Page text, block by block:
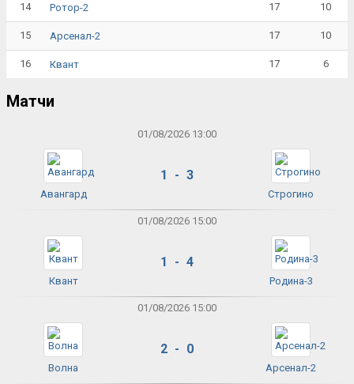
14 Ротор-2 17 10
15 Арсенал-2 17 10
16 Квант 17 6
Матчи
01/08/2026 13:00
Авангард
1 - 3
Строгино
01/08/2026 15:00
Квант
1 - 4
Родина-3
01/08/2026 15:00
Волна
2 - 0
Арсенал-2